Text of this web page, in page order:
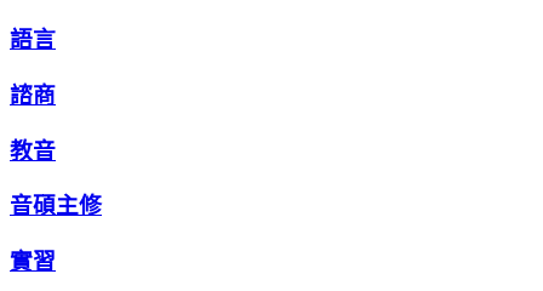
語言
諮商
教音
音碩主修
實習